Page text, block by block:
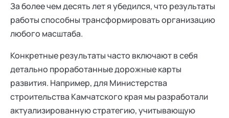
За более чем десять лет я убедился, что результаты
работы способны трансформировать организацию
любого масштаба.
Конкретные результаты часто включают в себя
детально проработанные дорожные карты
развития. Например, для Министерства
строительства Камчатского края мы разработали
актуализированную стратегию, учитывающую